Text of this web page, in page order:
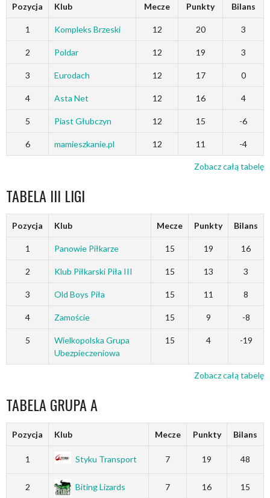
Pozycja Klub Mecze Punkty Bilans
1 Kompleks Brzeski 12 20 3
2 Poldar 12 19 3
3 Eurodach 12 17 0
4 Asta Net 12 16 4
5 Piast Głubczyn 12 15 -6
6 mamieszkanie.pl 12 11 -4
Zobacz całą tabelę
TABELA III LIGI
Pozycja Klub Mecze Punkty Bilans
1 Panowie Piłkarze 15 19 16
2 Klub Piłkarski Piła III 15 13 3
3 Old Boys Piła 15 11 8
4 Zamoście 15 9 -8
5
Wielkopolska Grupa
Ubezpieczeniowa
15 4 -19
Zobacz całą tabelę
TABELA GRUPA A
Pozycja Klub Mecze Punkty Bilans
1 Styku Transport 7 19 48
2 Biting Lizards 7 16 15